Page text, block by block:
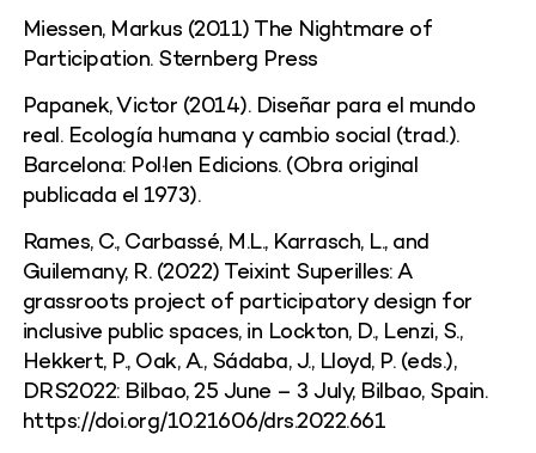
Miessen, Markus (2011) The Nightmare of
Participation. Sternberg Press
Papanek, Victor (2014). Diseñar para el mundo
real. Ecología humana y cambio social (trad.).
Barcelona: Pol·len Edicions. (Obra original
publicada el 1973).
Rames, C., Carbassé, M.L., Karrasch, L., and
Guilemany, R. (2022) Teixint Superilles: A
grassroots project of participatory design for
inclusive public spaces, in Lockton, D., Lenzi, S.,
Hekkert, P., Oak, A., Sádaba, J., Lloyd, P. (eds.),
DRS2022: Bilbao, 25 June – 3 July, Bilbao, Spain.
https://doi.org/10.21606/drs.2022.661